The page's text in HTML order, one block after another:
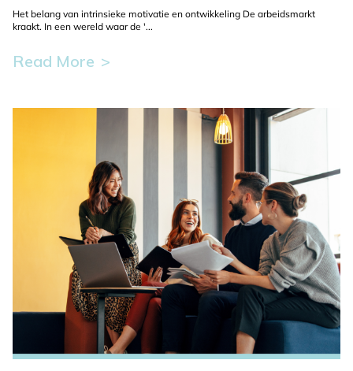
Het belang van intrinsieke motivatie en ontwikkeling De arbeidsmarkt
kraakt. In een wereld waar de '...
Read More
This
information
selected
blog.